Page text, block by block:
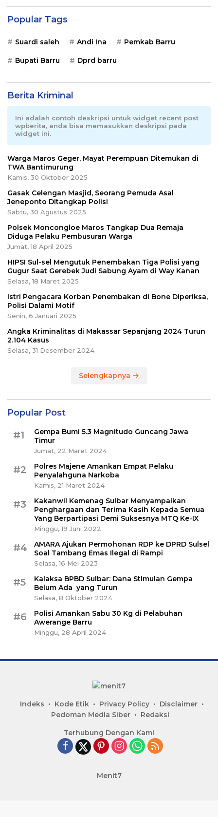
Popular Tags
Suardi saleh Andi Ina Pemkab Barru
Bupati Barru Dprd barru
Berita Kriminal
Ini adalah contoh deskripsi untuk widget recent post
wpberita, anda bisa memasukkan deskripsi pada
widget ini.
Warga Maros Geger, Mayat Perempuan Ditemukan di
TWA Bantimurung
Kamis, 30 Oktober 2025
Gasak Celengan Masjid, Seorang Pemuda Asal
Jeneponto Ditangkap Polisi
Sabtu, 30 Agustus 2025
Polsek Moncongloe Maros Tangkap Dua Remaja
Diduga Pelaku Pembusuran Warga
Jumat, 18 April 2025
HIPSI Sul-sel Mengutuk Penembakan Tiga Polisi yang
Gugur Saat Gerebek Judi Sabung Ayam di Way Kanan
Selasa, 18 Maret 2025
Istri Pengacara Korban Penembakan di Bone Diperiksa,
Polisi Dalami Motif
Senin, 6 Januari 2025
Angka Kriminalitas di Makassar Sepanjang 2024 Turun
2.104 Kasus
Selasa, 31 Desember 2024
Selengkapnya
Popular Post
#1
Gempa Bumi 5.3 Magnitudo Guncang Jawa
Timur
Jumat, 22 Maret 2024
#2
Polres Majene Amankan Empat Pelaku
Penyalahguna Narkoba
Kamis, 21 Maret 2024
#3
Kakanwil Kemenag Sulbar Menyampaikan
Penghargaan dan Terima Kasih Kepada Semua
Yang Berpartipasi Demi Suksesnya MTQ Ke-IX
Minggu, 19 Juni 2022
#4
AMARA Ajukan Permohonan RDP ke DPRD Sulsel
Soal Tambang Emas Ilegal di Rampi
Selasa, 16 Mei 2023
#5
Kalaksa BPBD Sulbar: Dana Stimulan Gempa
Belum Ada yang Turun
Selasa, 8 Oktober 2024
#6
Polisi Amankan Sabu 30 Kg di Pelabuhan
Awerange Barru
Minggu, 28 April 2024
Indeks Kode Etik Privacy Policy
Disclaimer
Pedoman Media Siber
Redaksi
Terhubung Dengan Kami
Menit7